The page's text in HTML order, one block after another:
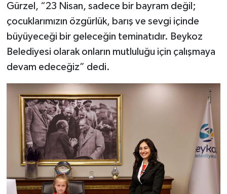
Gürzel, “23 Nisan, sadece bir bayram değil;
çocuklarımızın özgürlük, barış ve sevgi içinde
büyüyeceği bir geleceğin teminatıdır. Beykoz
Belediyesi olarak onların mutluluğu için çalışmaya
devam edeceğiz” dedi.